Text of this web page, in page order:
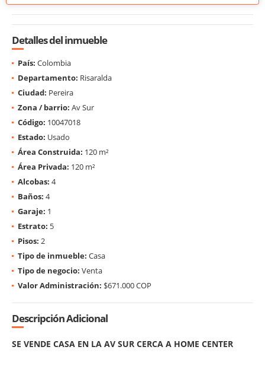
Detalles del inmueble
País: Colombia
Departamento: Risaralda
Ciudad: Pereira
Zona / barrio: Av Sur
Código: 10047018
Estado: Usado
Área Construida: 120 m²
Área Privada: 120 m²
Alcobas: 4
Baños: 4
Garaje: 1
Estrato: 5
Pisos: 2
Tipo de inmueble: Casa
Tipo de negocio: Venta
Valor Administración: $671.000 COP
Descripción Adicional
SE VENDE CASA EN LA AV SUR CERCA A HOME CENTER